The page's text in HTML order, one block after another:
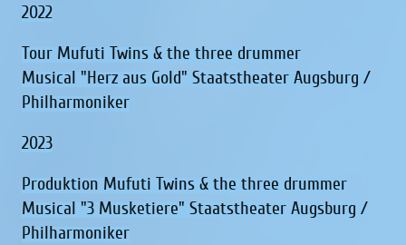
2022
Tour Mufuti Twins & the three drummer
Musical "Herz aus Gold" Staatstheater Augsburg /
Philharmoniker
2023
Produktion Mufuti Twins & the three drummer
Musical "3 Musketiere" Staatstheater Augsburg /
Philharmoniker